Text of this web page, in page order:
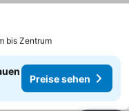
bis Zentrum
Preise sehen